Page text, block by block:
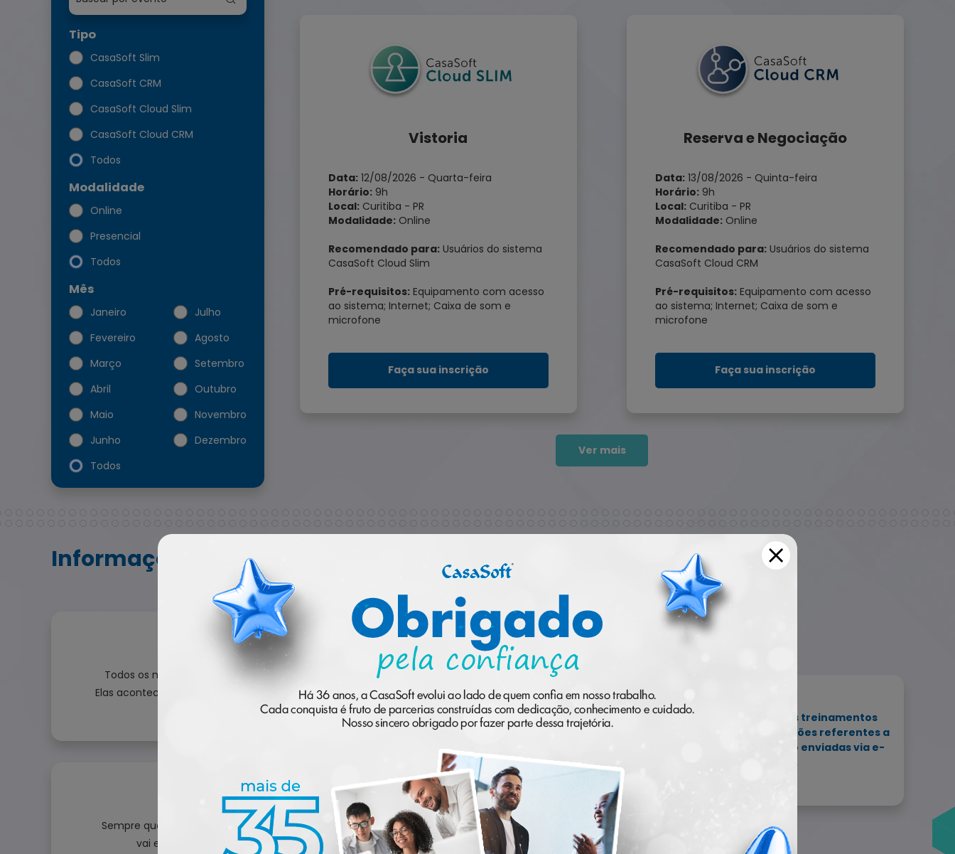
0
2
3
4
5
6
7
0
2
3
4
5
6
7
8
%
Tipo
CasaSoft Slim
CasaSoft CRM
CasaSoft Cloud Slim
CasaSoft Cloud CRM
Todos
Modalidade
Online
Presencial
Todos
Mês
Janeiro
Fevereiro
Março
Abril
Maio
Junho
Todos
Julho
Agosto
Setembro
Outubro
Novembro
Dezembro
Vistoria
Data: 12/08/2026 - Quarta-feira
Horário: 9h
Local: Curitiba - PR
Modalidade: Online
Recomendado para: Usuários do sistema
CasaSoft Cloud Slim
Pré-requisitos: Equipamento com acesso
ao sistema; Internet; Caixa de som e
microfone
Faça sua inscrição
Reserva e Negociação
Data: 13/08/2026 - Quinta-feira
Horário: 9h
Local: Curitiba - PR
Modalidade: Online
Recomendado para: Usuários do sistema
CasaSoft Cloud CRM
Pré-requisitos: Equipamento com acesso
ao sistema; Internet; Caixa de som e
microfone
Faça sua inscrição
Ver mais
Informações
Saiba sobre nossas lives
Todos os meses teremos ao menos uma live com duração entre 1 a 2 horas.
Elas acontecem pela plataforma do Zoom e você pode se inscrever no início de
cada mês e pedir para sua equipe fazer o mesmo.
Nossos treinamentos presenciais
Sempre que houver uma agenda de treinamento presencial, é aqui que você
vai encontrar todos os detalhes e também poderá se inscrever.
* As datas, horários e temas dos treinamentos
podem ser alterados. As informações referentes a
qualquer tipo de alteração serão enviadas via e-
mail e WhatsApp.